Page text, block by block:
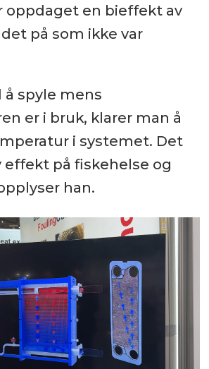
oppdaget en bieffekt av
på som ikke var
å spyle mens
er i bruk, klarer man å
i systemet. Det
effekt på fiskehelse og
han.